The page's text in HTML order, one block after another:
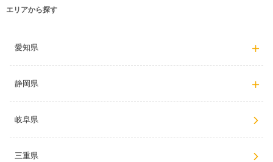
エリアから探す
愛知県
静岡県
岐阜県
三重県